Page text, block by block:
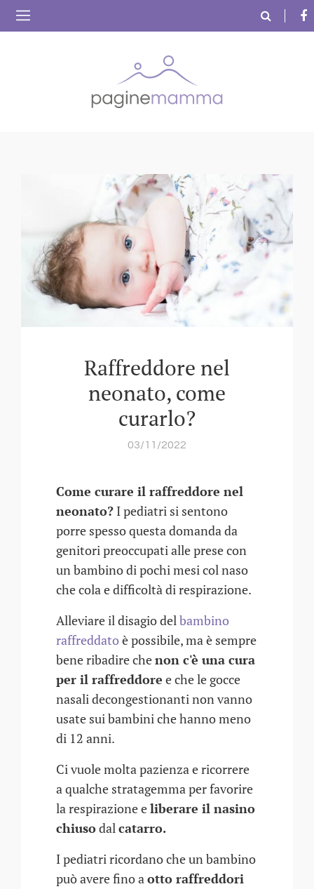
Raffreddore nel
neonato, come
curarlo?
03/11/2022
Come curare il raffreddore nel
neonato? I pediatri si sentono
porre spesso questa domanda da
genitori preoccupati alle prese con
un bambino di pochi mesi col naso
che cola e difficoltà di respirazione.
Alleviare il disagio delbambino
raffreddatoè possibile, ma è sempre
bene ribadire chenon c'è una cura
per il raffreddore e che le gocce
nasali decongestionanti non vanno
usate sui bambini che hanno meno
di 12 anni.
Ci vuole molta pazienza e ricorrere
a qualche stratagemma per favorire
la respirazione eliberare il nasino
chiusodalcatarro.
I pediatri ricordano che un bambino
può avere fino aotto raffreddori